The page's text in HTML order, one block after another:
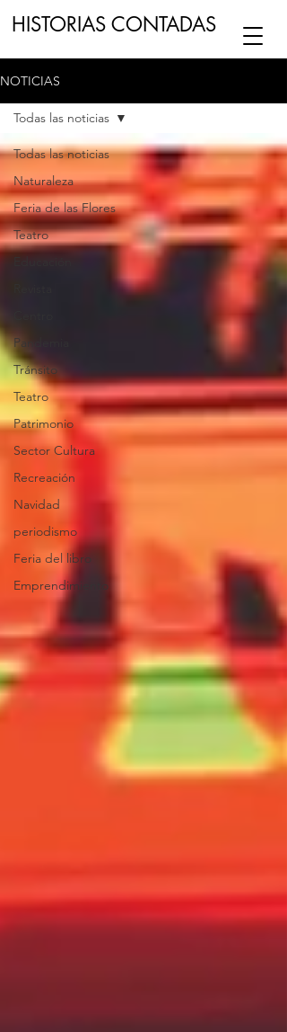
HISTORIAS CONTADAS
NUESTRO CANAL DE
ESCRIBENOS
NOTICIAS
Todas las noticias
Naturaleza
Feria de las Flores
Teatro
Pandemia
Tránsito
Teatro
Patrimonio
Sector Cultura
Recreación
Navidad
periodismo
Feria del libro
Emprendimiento
Todas las noticias